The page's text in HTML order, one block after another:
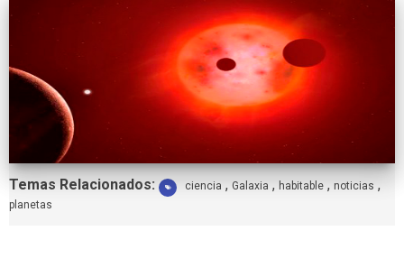
Temas Relacionados: Etiquetas:
ciencia , Galaxia , habitable , noticias ,
planetas